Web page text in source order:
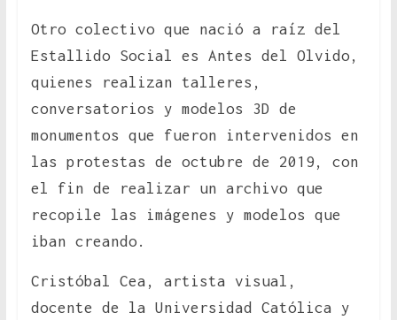
Otro colectivo que nació a raíz del
Estallido Social es Antes del Olvido,
quienes realizan talleres,
conversatorios y modelos 3D de
monumentos que fueron intervenidos en
las protestas de octubre de 2019, con
el fin de realizar un archivo que
recopile las imágenes y modelos que
iban creando.
Cristóbal Cea, artista visual,
docente de la Universidad Católica y